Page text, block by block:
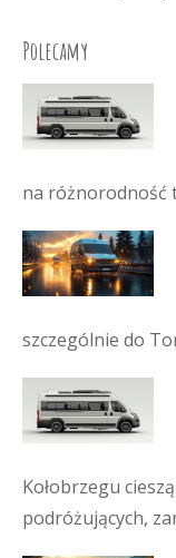
Polecamy
na różnorodność
szczególnie do
Kołobrzegu
podróżujących,